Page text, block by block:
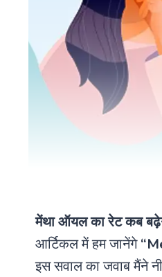
मेंथा ऑयल का रेट कब
आर्टिकल में हम जानेंगे“
इस सवाल का जवाब मैंने